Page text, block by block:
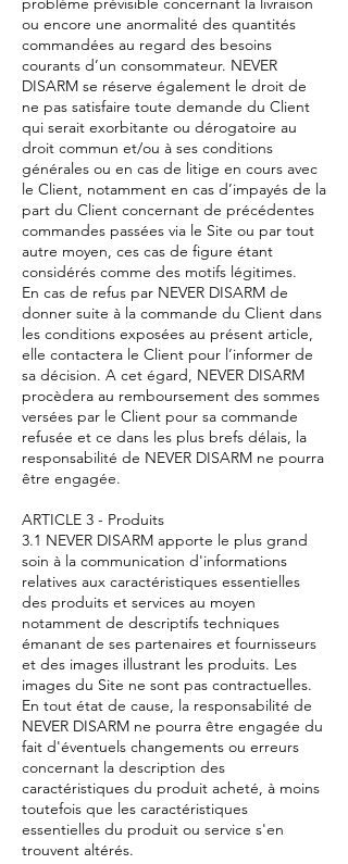
ou encore une anormalité des quantités
commandées au regard des besoins
courants d’un consommateur. NEVER
DISARM se réserve également le droit de
ne pas satisfaire toute demande du Client
qui serait exorbitante ou dérogatoire au
droit commun et/ou à ses conditions
générales ou en cas de litige en cours avec
le Client, notamment en cas d’impayés de la
part du Client concernant de précédentes
commandes passées via le Site ou par tout
autre moyen, ces cas de figure étant
considérés comme des motifs légitimes.
En cas de refus par NEVER DISARM de
donner suite à la commande du Client dans
les conditions exposées au présent article,
elle contactera le Client pour l’informer de
sa décision. A cet égard, NEVER DISARM
procèdera au remboursement des sommes
versées par le Client pour sa commande
refusée et ce dans les plus brefs délais, la
responsabilité de NEVER DISARM ne pourra
être engagée.
ARTICLE 3 - Produits
3.1 NEVER DISARM apporte le plus grand
soin à la communication d'informations
relatives aux caractéristiques essentielles
des produits et services au moyen
notamment de descriptifs techniques
émanant de ses partenaires et fournisseurs
et des images illustrant les produits. Les
images du Site ne sont pas contractuelles.
En tout état de cause, la responsabilité de
NEVER DISARM ne pourra être engagée du
fait d'éventuels changements ou erreurs
concernant la description des
caractéristiques du produit acheté, à moins
toutefois que les caractéristiques
essentielles du produit ou service s'en
trouvent altérés.